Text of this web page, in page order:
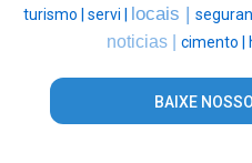
turismo | servi | locais |
noticias | cimento |
BAIXE